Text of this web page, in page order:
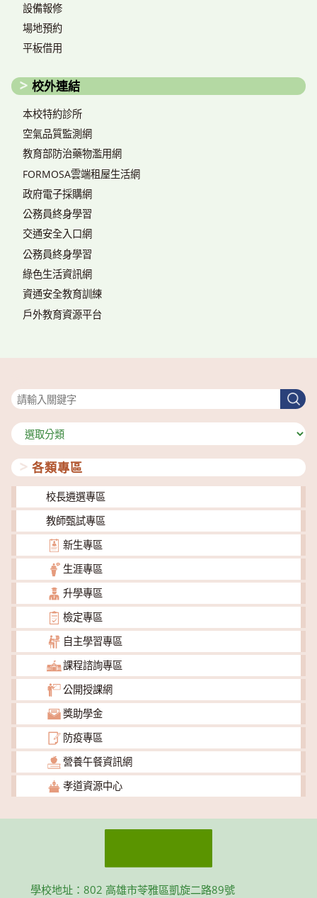
設備報修
場地預約
平板借用
校外連結
本校特約診所
空氣品質監測網
教育部防治藥物濫用網
FORMOSA雲端租屋生活網
政府電子採購網
公務員終身學習
交通安全入口網
公務員終身學習
綠色生活資訊網
資通安全教育訓練
戶外教育資源平台
搜
尋
分
類
各類專區
校長遴選專區
教師甄試專區
新生專區
生涯專區
升學專區
檢定專區
自主學習專區
課程諮詢專區
公開授課網
獎助學金
防疫專區
營養午餐資訊網
孝道資源中心
學校地址：802 高雄市苓雅區凱旋二路89號